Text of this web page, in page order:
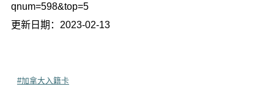
qnum=598&top=5
更新日期：2023-02-13
#加拿大入籍卡